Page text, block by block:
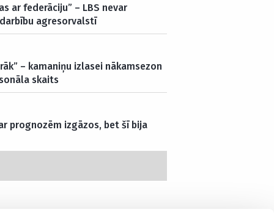
ar federāciju” – LBS nevar
agresorvalstī
– kamaniņu izlasei nākamsezon
skaits
prognozēm izgāzos, bet šī bija